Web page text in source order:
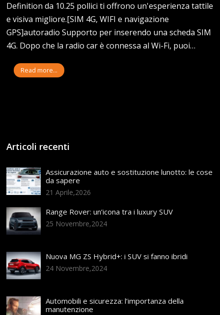
Definition da 10.25 pollici ti offrono un'esperienza tattile
e visiva migliore.[SIM 4G, WIFI e navigazione
GPS]autoradio Supporto per inserendo una scheda SIM
4G. Dopo che la radio car è connessa al Wi-Fi, puoi…
Read more...
Articoli recenti
Assicurazione auto e sostituzione lunotto: le cose
da sapere
21 Aprile,2026
Range Rover: un’icona tra i luxury SUV
25 Novembre,2024
Nuova MG ZS Hybrid+: i SUV si fanno ibridi
24 Novembre,2024
Automobili e sicurezza: l’importanza della
manutenzione